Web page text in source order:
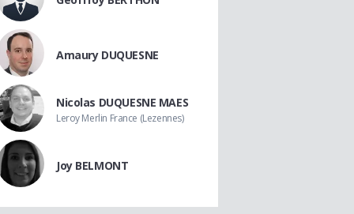
Amaury DUQUESNE
Nicolas DUQUESNE MAES
Leroy Merlin France (Lezennes)
Joy BELMONT